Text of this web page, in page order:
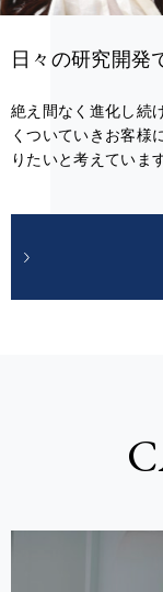
日々の研究開発
絶え間なく進化し続
くついていきお客様
りたいと考えています